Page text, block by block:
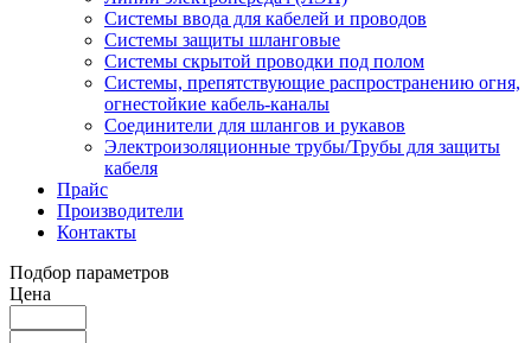
Системы ввода для кабелей и проводов
Системы защиты шланговые
Системы скрытой проводки под полом
Системы, препятствующие распространению огня,
огнестойкие кабель-каналы
Соединители для шлангов и рукавов
Электроизоляционные трубы/Трубы для защиты
кабеля
Прайс
Производители
Контакты
Подбор параметров
Цена